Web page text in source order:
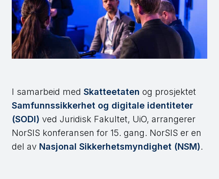
I samarbeid med Skatteetaten og prosjektet
Samfunnssikkerhet og digitale identiteter
(SODI) ved Juridisk Fakultet, UiO, arrangerer
NorSIS konferansen for 15. gang. NorSIS er en
del av Nasjonal Sikkerhetsmyndighet (NSM).